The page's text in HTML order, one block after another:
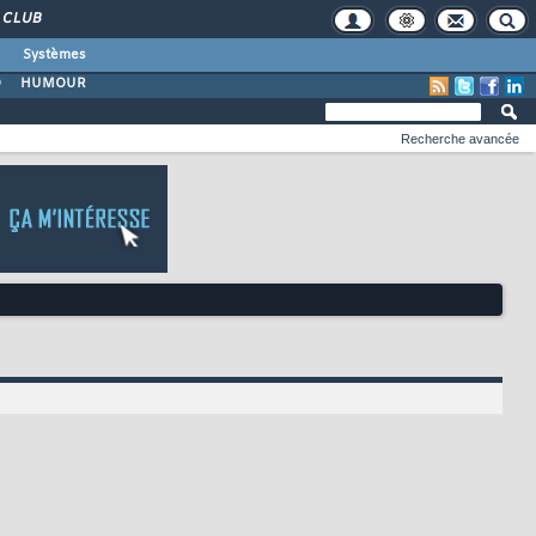
CLUB
Systèmes
HUMOUR
Recherche avancée